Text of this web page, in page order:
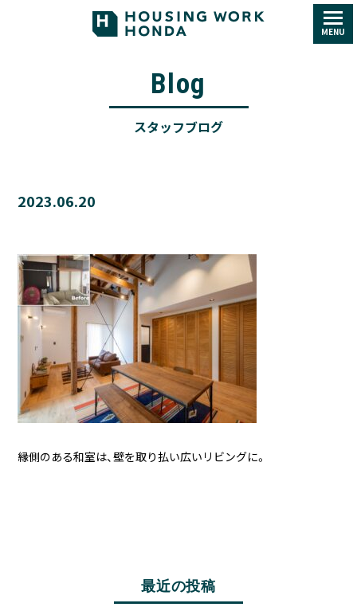
MENU
Blog
スタッフブログ
2023.06.20
縁側のある和室は、壁を取り払い広いリビングに。
最近の投稿